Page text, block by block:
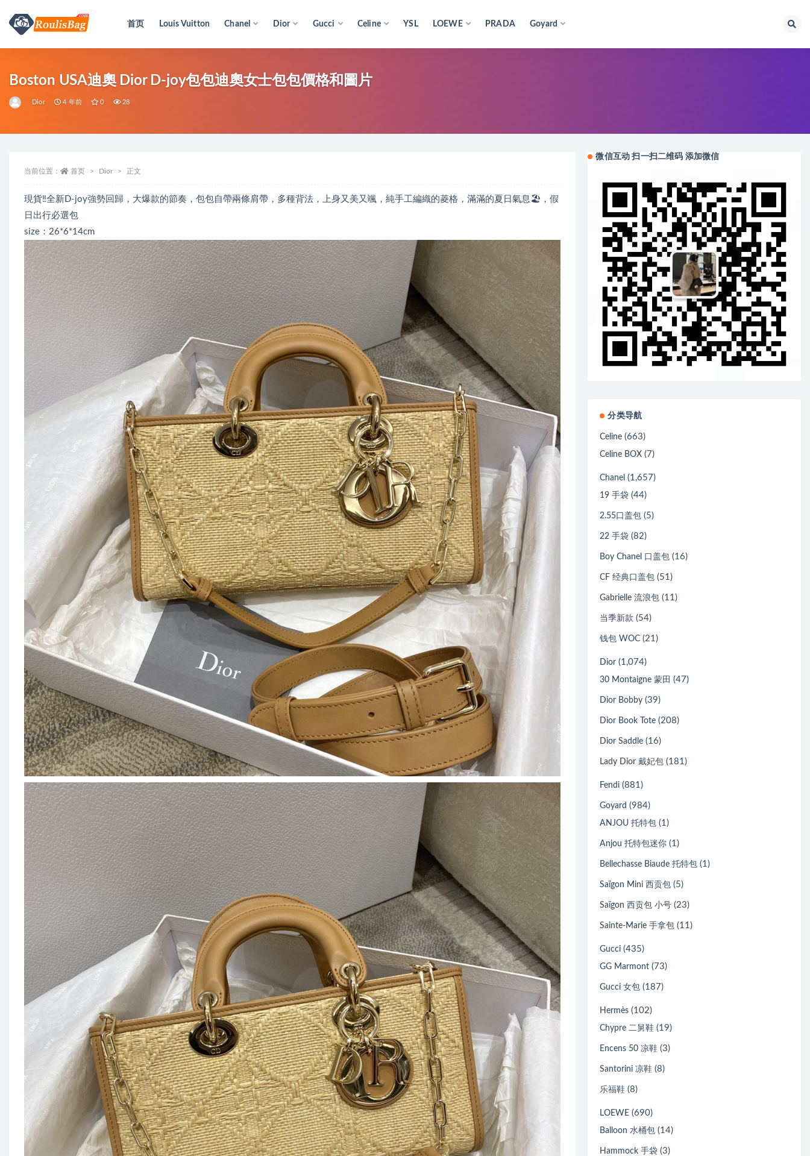
首页 Louis Vuitton Chanel Dior Gucci Celine YSL LOEWE PRADA Goyard
Boston USA迪奧 Dior D-joy包包迪奧女士包包價格和圖片
Dior 4 年前 0 28
当前位置： 首页 Dior 正文
現貨‼️全新D-joy強勢回歸，大爆款的節奏，包包自帶兩條肩帶，多種背法，上身又美又颯，純手工編織的菱格，滿滿的夏日氣息🏖，假
日出行必選包
size：26*6*14cm
微信互动 扫一扫二维码 添加微信
分类导航
Celine (663)
Celine BOX (7)
Chanel (1,657)
19 手袋 (44)
2.55口盖包 (5)
22 手袋 (82)
Boy Chanel 口盖包 (16)
CF 经典口盖包 (51)
Gabrielle 流浪包 (11)
当季新款 (54)
钱包 WOC (21)
Dior (1,074)
30 Montaigne 蒙田 (47)
Dior Bobby (39)
Dior Book Tote (208)
Dior Saddle (16)
Lady Dior 戴妃包 (181)
Fendi (881)
Goyard (984)
ANJOU 托特包 (1)
Anjou 托特包迷你 (1)
Bellechasse Biaude 托特包 (1)
Saïgon Mini 西贡包 (5)
Saïgon 西贡包 小号 (23)
Sainte-Marie 手拿包 (11)
Gucci (435)
GG Marmont (73)
Gucci 女包 (187)
Hermès (102)
Chypre 二舅鞋 (19)
Encens 50 凉鞋 (3)
Santorini 凉鞋 (8)
乐福鞋 (8)
LOEWE (690)
Balloon 水桶包 (14)
Hammock 手袋 (3)